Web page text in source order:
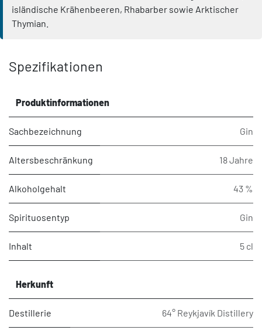
isländische Krähenbeeren, Rhabarber sowie Arktischer
Thymian.
Spezifikationen
Produktinformationen
Sachbezeichnung Gin
Altersbeschränkung 18 Jahre
Alkoholgehalt 43 %
Spirituosentyp Gin
Inhalt 5 cl
Herkunft
Destillerie 64° Reykjavík Distillery